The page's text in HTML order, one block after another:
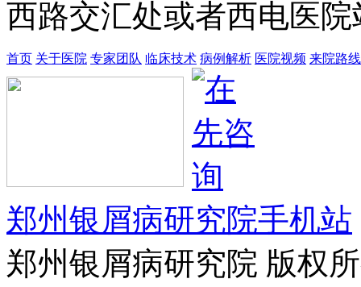
西路交汇处或者西电医
首页 关于医院 专家团队 临床技术 病例解析 医院视频 来院路线
郑州银屑病研究院手机站
郑州银屑病研究院 版权